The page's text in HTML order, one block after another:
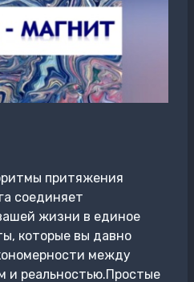
притяжения
соединяет
жизни в единое
которые вы давно
между
и реальностью.Простые